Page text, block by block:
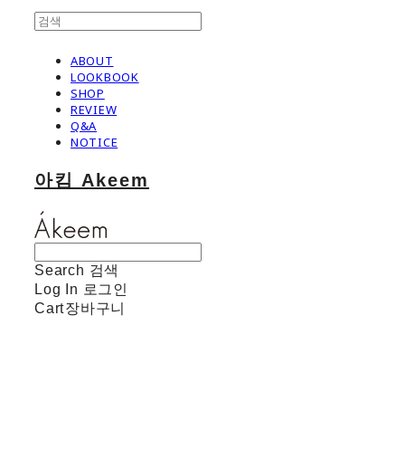
ABOUT
LOOKBOOK
SHOP
REVIEW
Q&A
NOTICE
아킴 Akeem
Search 검색
Log In 로그인
Cart장바구니